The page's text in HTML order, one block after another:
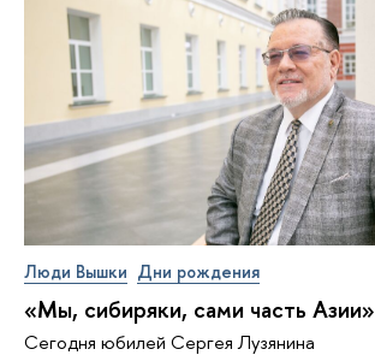
Люди Вышки Дни рождения
«Мы, сибиряки, сами часть Азии»
Сегодня юбилей Сергея Лузянина